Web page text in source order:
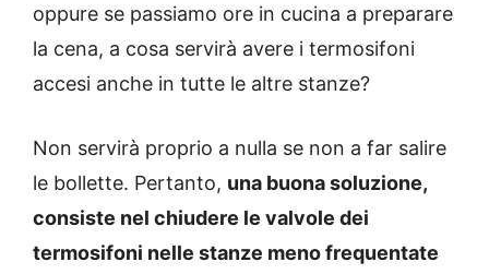
oppure se passiamo ore in cucina a preparare
la cena, a cosa servirà avere i termosifoni
accesi anche in tutte le altre stanze?
Non servirà proprio a nulla se non a far salire
le bollette. Pertanto, una buona soluzione,
consiste nel chiudere le valvole dei
termosifoni nelle stanze meno frequentate